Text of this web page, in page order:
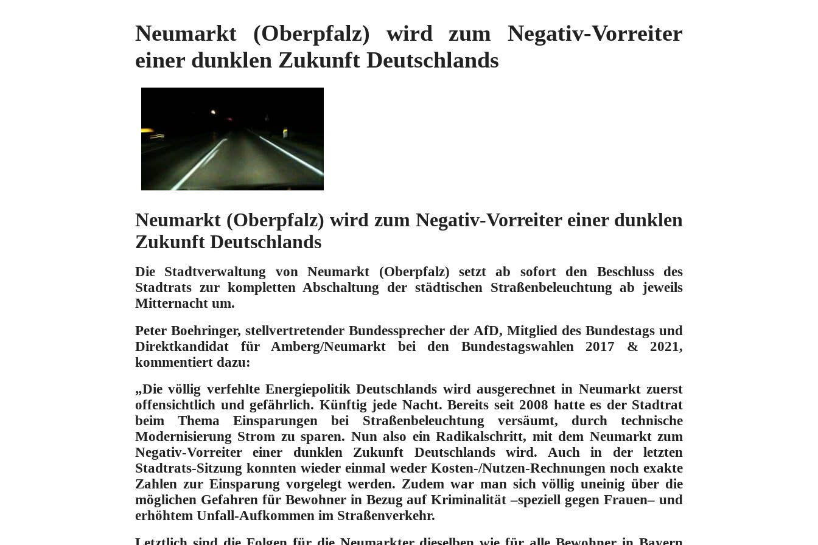
Neumarkt (Oberpfalz) wird zum Negativ-Vorreiter
einer dunklen Zukunft Deutschlands
Neumarkt (Oberpfalz) wird zum Negativ-Vorreiter einer dunklen
Zukunft Deutschlands
Die Stadtverwaltung von Neumarkt (Oberpfalz) setzt ab sofort den Beschluss des
Stadtrats zur kompletten Abschaltung der städtischen Straßenbeleuchtung ab jeweils
Mitternacht um.
Peter Boehringer, stellvertretender Bundessprecher der AfD, Mitglied des Bundestags und
Direktkandidat für Amberg/Neumarkt bei den Bundestagswahlen 2017 & 2021,
kommentiert dazu:
„Die völlig verfehlte Energiepolitik Deutschlands wird ausgerechnet in Neumarkt zuerst
offensichtlich und gefährlich. Künftig jede Nacht. Bereits seit 2008 hatte es der Stadtrat
beim Thema Einsparungen bei Straßenbeleuchtung versäumt, durch technische
Modernisierung Strom zu sparen. Nun also ein Radikalschritt, mit dem Neumarkt zum
Negativ-Vorreiter einer dunklen Zukunft Deutschlands wird. Auch in der letzten
Stadtrats-Sitzung konnten wieder einmal weder Kosten-/Nutzen-Rechnungen noch exakte
Zahlen zur Einsparung vorgelegt werden. Zudem war man sich völlig uneinig über die
möglichen Gefahren für Bewohner in Bezug auf Kriminalität –speziell gegen Frauen– und
erhöhtem Unfall-Aufkommen im Straßenverkehr.